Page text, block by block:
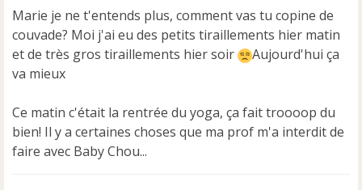
n
o
n
l
u
Marie je ne t'entends plus, comment vas tu copine de
couvade? Moi j'ai eu des petits tiraillements hier matin
et de très gros tiraillements hier soir
Aujourd'hui ça
va mieux
Ce matin c'était la rentrée du yoga, ça fait troooop du
bien! Il y a certaines choses que ma prof m'a interdit de
faire avec Baby Chou...